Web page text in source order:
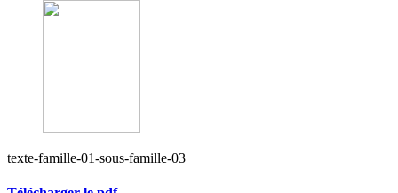
texte-famille-01-sous-famille-03